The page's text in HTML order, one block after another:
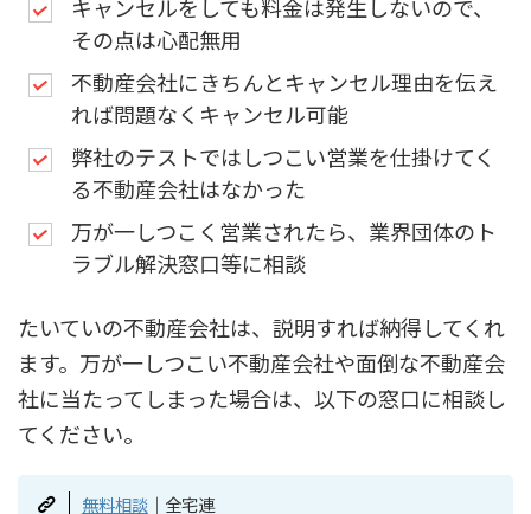
キャンセルをしても料金は発生しないので、
その点は心配無用
不動産会社にきちんとキャンセル理由を伝え
れば問題なくキャンセル可能
弊社のテストではしつこい営業を仕掛けてく
る不動産会社はなかった
万が一しつこく営業されたら、業界団体のト
ラブル解決窓口等に相談
たいていの不動産会社は、説明すれば納得してくれ
ます。万が一しつこい不動産会社や面倒な不動産会
社に当たってしまった場合は、以下の窓口に相談し
てください。
無料相談｜全宅連